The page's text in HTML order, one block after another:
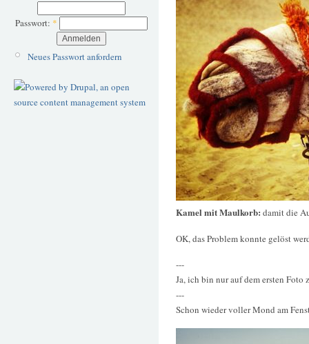
Passwort: *
Neues Passwort anfordern
Kamel mit Maulkorb: damit die
OK, das Problem konnte gelöst
---
Ja, ich bin nur auf dem ersten Foto
---
Schon wieder voller Mond am